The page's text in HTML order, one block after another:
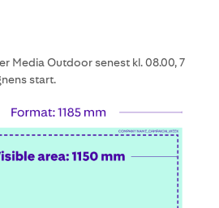
Media Outdoor senest kl. 08.00, 7
start.